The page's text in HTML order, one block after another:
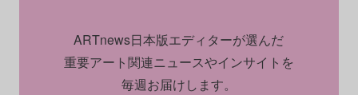
ARTnews日本版エディターが選んだ
重要アート関連ニュースやインサイトを
毎週お届けします。